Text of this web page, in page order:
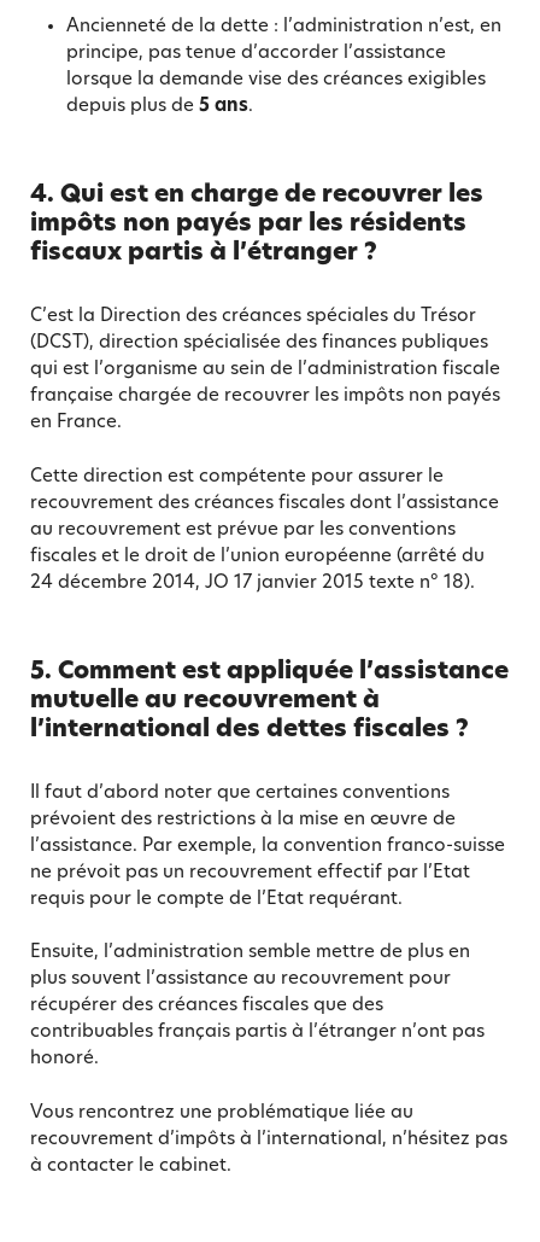
Ancienneté de la dette : l’administration n’est, en
principe, pas tenue d’accorder l’assistance
lorsque la demande vise des créances exigibles
depuis plus de 5 ans.
4. Qui est en charge de recouvrer les
impôts non payés par les résidents
fiscaux partis à l’étranger ?
C’est la Direction des créances spéciales du Trésor
(DCST), direction spécialisée des finances publiques
qui est l’organisme au sein de l’administration fiscale
française chargée de recouvrer les impôts non payés
en France.
Cette direction est compétente pour assurer le
recouvrement des créances fiscales dont l’assistance
au recouvrement est prévue par les conventions
fiscales et le droit de l’union européenne (arrêté du
24 décembre 2014, JO 17 janvier 2015 texte n° 18).
5. Comment est appliquée l’assistance
mutuelle au recouvrement à
l’international des dettes fiscales ?
Il faut d’abord noter que certaines conventions
prévoient des restrictions à la mise en œuvre de
l’assistance. Par exemple, la convention franco-suisse
ne prévoit pas un recouvrement effectif par l’Etat
requis pour le compte de l’Etat requérant.
Ensuite, l’administration semble mettre de plus en
plus souvent l’assistance au recouvrement pour
récupérer des créances fiscales que des
contribuables français partis à l’étranger n’ont pas
honoré.
Vous rencontrez une problématique liée au
recouvrement d’impôts à l’international, n’hésitez pas
à contacter le cabinet.